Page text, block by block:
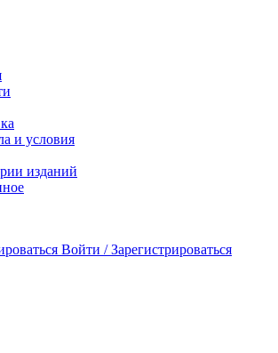
и условия
изданий
Войти / Зарегистрироваться